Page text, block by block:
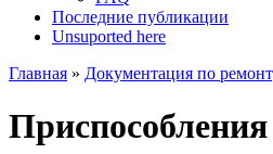
Последние публикации
Unsuported here
Главная » Документация по